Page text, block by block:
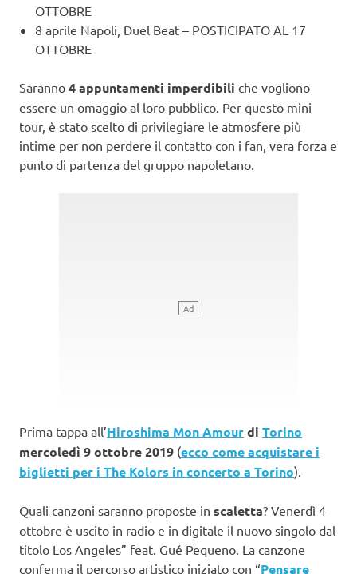
OTTOBRE
8 aprile Napoli, Duel Beat – POSTICIPATO AL 17
OTTOBRE
Saranno 4 appuntamenti imperdibili che vogliono
essere un omaggio al loro pubblico. Per questo mini
tour, è stato scelto di privilegiare le atmosfere più
intime per non perdere il contatto con i fan, vera forza e
punto di partenza del gruppo napoletano.
Prima tappa all’Hiroshima Mon Amourdi Torino
mercoledì 9 ottobre 2019 (ecco come acquistare i
biglietti per i The Kolors in concerto a Torino).
Quali canzoni saranno proposte in scaletta? Venerdì 4
ottobre è uscito in radio e in digitale il nuovo singolo dal
titolo Los Angeles” feat. Gué Pequeno. La canzone
conferma il percorso artistico iniziato con “Pensare